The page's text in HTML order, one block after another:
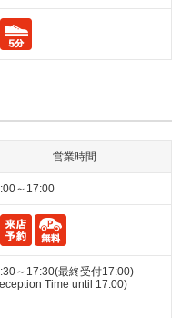
営業時間
～17:00
～17:30(最終受付17:00)
Time until 17:00)